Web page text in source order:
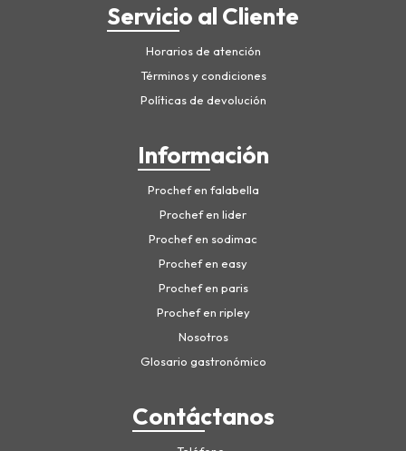
Servicio al Cliente
Horarios de atención
Términos y condiciones
Políticas de devolución
Información
Prochef en falabella
Prochef en lider
Prochef en sodimac
Prochef en easy
Prochef en paris
Prochef en ripley
Nosotros
Glosario gastronómico
Contáctanos